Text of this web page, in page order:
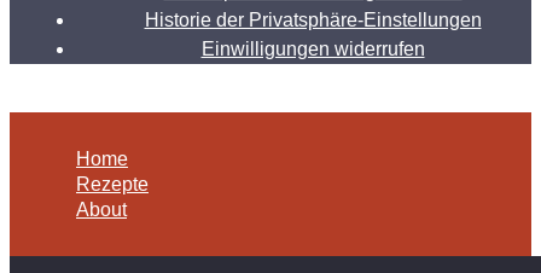
Historie der Privatsphäre-Einstellungen
Einwilligungen widerrufen
Home
Rezepte
About